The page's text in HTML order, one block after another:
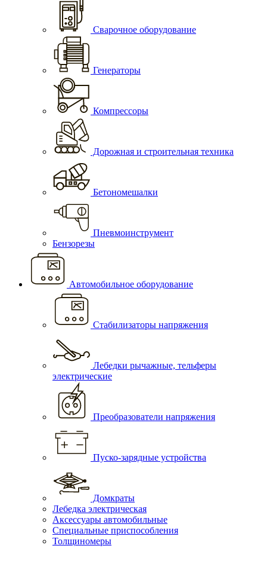
Сварочное оборудование
Генераторы
Компрессоры
Дорожная и строительная техника
Бетономешалки
Пневмоинструмент
Бензорезы
Автомобильное оборудование
Стабилизаторы напряжения
Лебедки рычажные, тельферы
электрические
Преобразователи напряжения
Пуско-зарядные устройства
Домкраты
Лебедка электрическая
Аксессуары автомобильные
Специальные приспособления
Толщиномеры